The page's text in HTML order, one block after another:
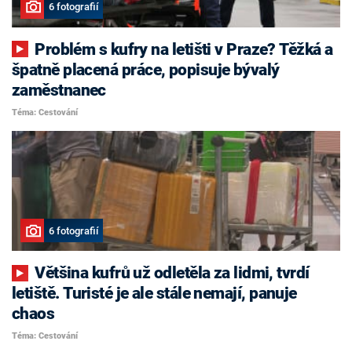
6 fotografií
špatně placená práce, popisuje bývalý
zaměstnanec
Téma: Cestování
6 fotografií
Většina kufrů už odletěla za lidmi, tvrdí
letiště. Turisté je ale stále nemají, panuje
chaos
Téma: Cestování